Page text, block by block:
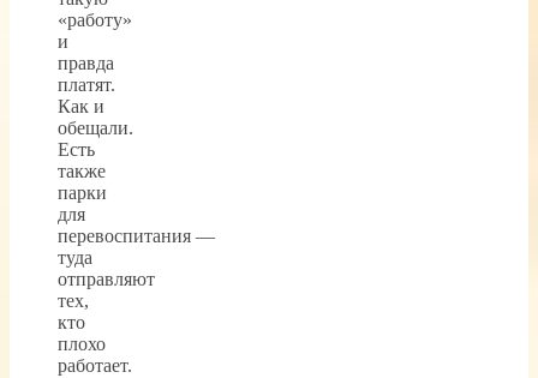
«работу»
и
правда
платят.
Как и
обещали.
Есть
также
парки
для
перевоспитания —
туда
отправляют
тех,
кто
плохо
работает.